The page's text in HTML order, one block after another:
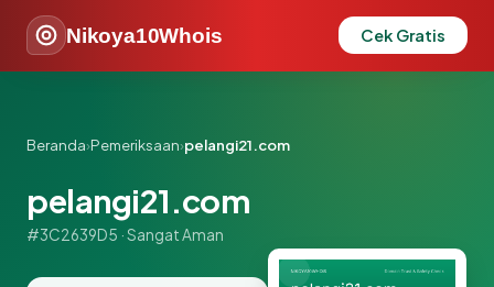
Nikoya10Whois Cek Gratis
Beranda›Pemeriksaan›pelangi21.com
pelangi21.com
#3C2639D5 · Sangat Aman